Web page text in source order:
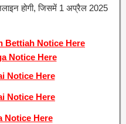
होगी, जिसमें 1 अप्रैल 2025
Bettiah Notice Here
Notice Here
Notice Here
Notice Here
Notice Here